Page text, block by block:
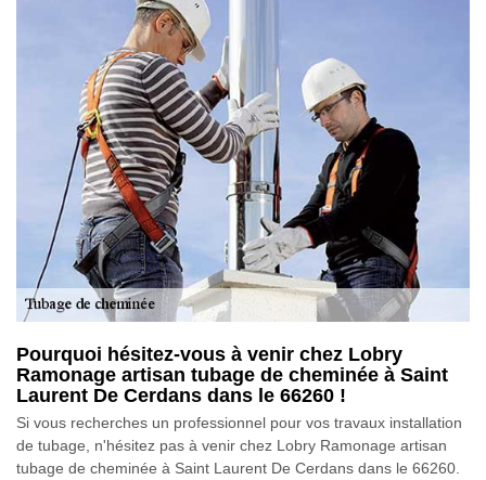
Pourquoi hésitez-vous à venir chez Lobry
Ramonage artisan tubage de cheminée à Saint
Laurent De Cerdans dans le 66260 !
Si vous recherches un professionnel pour vos travaux installation
de tubage, n'hésitez pas à venir chez Lobry Ramonage artisan
tubage de cheminée à Saint Laurent De Cerdans dans le 66260.